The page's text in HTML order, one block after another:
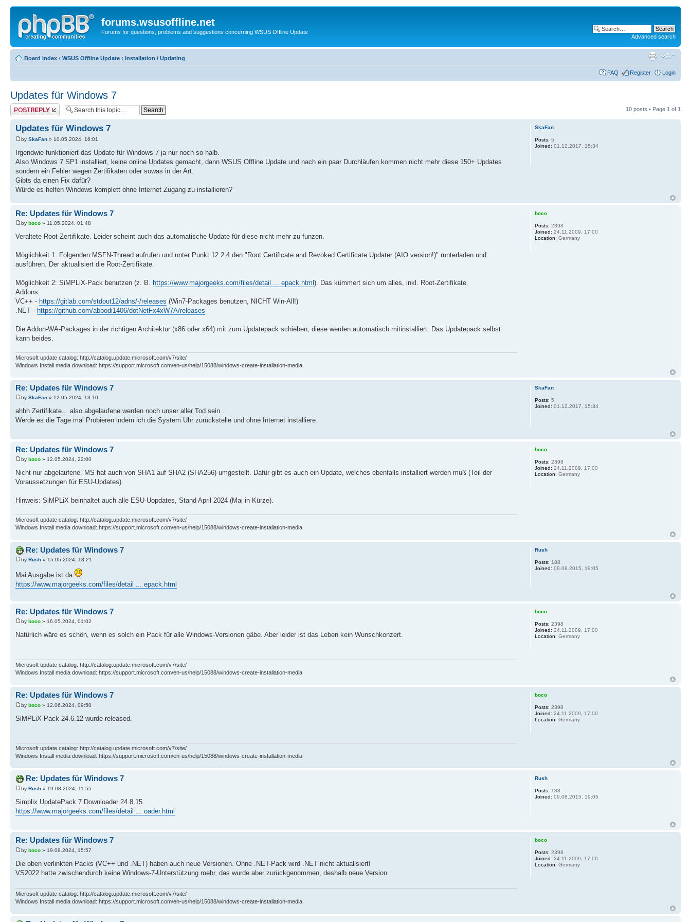
forums.wsusoffline.net
Forums for questions, problems and suggestions concerning WSUS Offline Update
Advanced search
Board index ‹ WSUS Offline Update ‹ Installation / Updating
FAQ Register Login
Updates für Windows 7
Post a reply 10 posts • Page 1 of 1
Updates für Windows 7
by SkaFan » 10.05.2024, 16:01
Irgendwie funktioniert das Update für Windows 7 ja nur noch so halb.
Also Windows 7 SP1 installiert, keine online Updates gemacht, dann WSUS Offline Update und nach ein paar Durchläufen kommen nicht mehr diese 150+ Updates
sondern ein Fehler wegen Zertifikaten oder sowas in der Art.
Gibts da einen Fix dafür?
Würde es helfen Windows komplett ohne Internet Zugang zu installieren?
SkaFan
Posts: 5
Joined: 01.12.2017, 15:34
Re: Updates für Windows 7
by boco » 11.05.2024, 01:48
Veraltete Root-Zertifikate. Leider scheint auch das automatische Update für diese nicht mehr zu funzen.
Möglichkeit 1: Folgenden MSFN-Thread aufrufen und unter Punkt 12.2.4 den "Root Certificate and Revoked Certificate Updater (AIO version!)" runterladen und
ausführen. Der aktualisiert die Root-Zertifikate.
Möglichkeit 2: SiMPLiX-Pack benutzen (z. B. https://www.majorgeeks.com/files/detail ... epack.html ). Das kümmert sich um alles, inkl. Root-Zertifikate.
Addons:
VC++ - https://gitlab.com/stdout12/adns/-/releases (Win7-Packages benutzen, NICHT Win-All!)
.NET - https://github.com/abbodi1406/dotNetFx4xW7A/releases
Die Addon-WA-Packages in der richtigen Architektur (x86 oder x64) mit zum Updatepack schieben, diese werden automatisch mitinstalliert. Das Updatepack selbst
kann beides.
Microsoft update catalog: http://catalog.update.microsoft.com/v7/site/
Windows Install media download: https://support.microsoft.com/en-us/help/15088/windows-create-installation-media
boco
Posts: 2398
Joined: 24.11.2009, 17:00
Location: Germany
Re: Updates für Windows 7
by SkaFan » 12.05.2024, 13:10
ahhh Zertifikate... also abgelaufene werden noch unser aller Tod sein...
Werde es die Tage mal Probieren indem ich die System Uhr zurückstelle und ohne Internet installiere.
SkaFan
Posts: 5
Joined: 01.12.2017, 15:34
Re: Updates für Windows 7
by boco » 12.05.2024, 22:00
Nicht nur abgelaufene. MS hat auch von SHA1 auf SHA2 (SHA256) umgestellt. Dafür gibt es auch ein Update, welches ebenfalls installiert werden muß (Teil der
Voraussetzungen für ESU-Updates).
Hinweis: SiMPLiX beinhaltet auch alle ESU-Uopdates, Stand April 2024 (Mai in Kürze).
Microsoft update catalog: http://catalog.update.microsoft.com/v7/site/
Windows Install media download: https://support.microsoft.com/en-us/help/15088/windows-create-installation-media
boco
Posts: 2398
Joined: 24.11.2009, 17:00
Location: Germany
Re: Updates für Windows 7
by Rush » 15.05.2024, 18:21
Mai Ausgabe ist da
https://www.majorgeeks.com/files/detail ... epack.html
Rush
Posts: 188
Joined: 09.08.2015, 19:05
Re: Updates für Windows 7
by boco » 16.05.2024, 01:02
Natürlich wäre es schön, wenn es solch ein Pack für alle Windows-Versionen gäbe. Aber leider ist das Leben kein Wunschkonzert.
Microsoft update catalog: http://catalog.update.microsoft.com/v7/site/
Windows Install media download: https://support.microsoft.com/en-us/help/15088/windows-create-installation-media
boco
Posts: 2398
Joined: 24.11.2009, 17:00
Location: Germany
Re: Updates für Windows 7
by boco » 12.06.2024, 09:50
SiMPLiX Pack 24.6.12 wurde released.
Microsoft update catalog: http://catalog.update.microsoft.com/v7/site/
Windows Install media download: https://support.microsoft.com/en-us/help/15088/windows-create-installation-media
boco
Posts: 2398
Joined: 24.11.2009, 17:00
Location: Germany
Re: Updates für Windows 7
by Rush » 19.08.2024, 11:55
Simplix UpdatePack 7 Downloader 24.8.15
https://www.majorgeeks.com/files/detail ... oader.html
Rush
Posts: 188
Joined: 09.08.2015, 19:05
Re: Updates für Windows 7
by boco » 19.08.2024, 15:57
Die oben verlinkten Packs (VC++ und .NET) haben auch neue Versionen. Ohne .NET-Pack wird .NET nicht aktualisiert!
VS2022 hatte zwischendurch keine Windows-7-Unterstützung mehr, das wurde aber zurückgenommen, deshalb neue Version.
Microsoft update catalog: http://catalog.update.microsoft.com/v7/site/
Windows Install media download: https://support.microsoft.com/en-us/help/15088/windows-create-installation-media
boco
Posts: 2398
Joined: 24.11.2009, 17:00
Location: Germany